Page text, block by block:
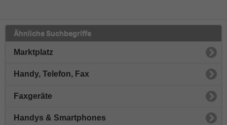
Ähnliche Suchbegriffe
Marktplatz
Handy, Telefon, Fax
Faxgeräte
Handys & Smartphones